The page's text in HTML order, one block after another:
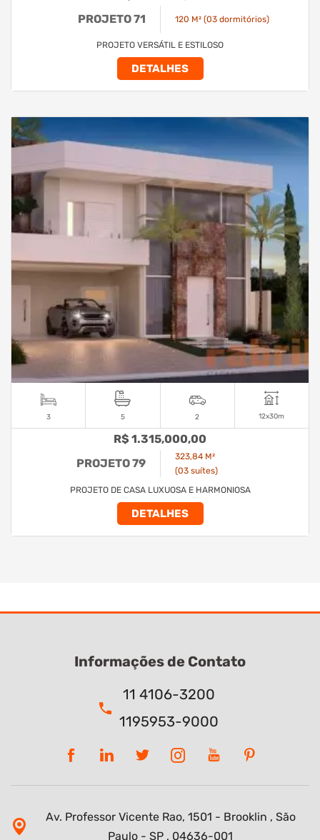
PROJETO 71
120 M² (03 dormitórios)
PROJETO VERSÁTIL E ESTILOSO
DETALHES
3 5 2 12x30m
R$ 1.315,000,00
PROJETO 79
323,84 M²
(03 suítes)
PROJETO DE CASA LUXUOSA E HARMONIOSA
DETALHES
Informações de Contato
11 4106-3200
1195953-9000
Av. Professor Vicente Rao, 1501 - Brooklin , São
Paulo - SP , 04636-001